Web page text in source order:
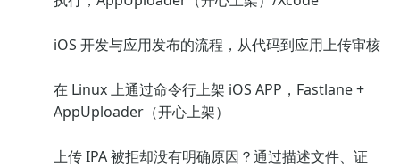
iOS 开发与应用发布的流程，从代码到应用上传审核
在 Linux 上通过命令行上架 iOS APP，Fastlane +
AppUploader（开心上架）
上传 IPA 被拒却没有明确原因？通过描述文件、证